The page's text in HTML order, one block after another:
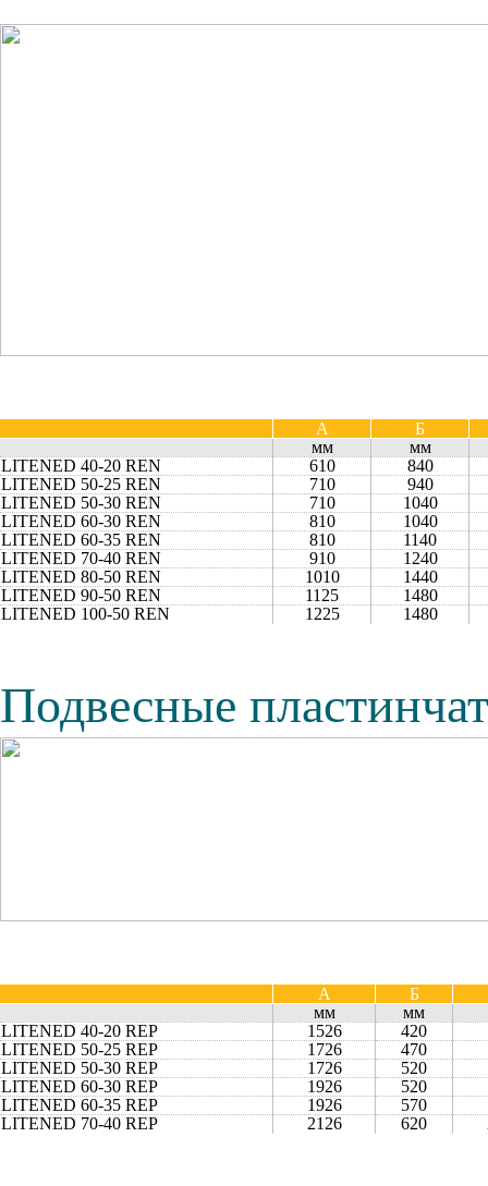
А
Б
мм
мм
LITENED 40-20 REN
610
840
LITENED 50-25 REN
710
940
LITENED 50-30 REN
710
1040
LITENED 60-30 REN
810
1040
LITENED 60-35 REN
810
1140
LITENED 70-40 REN
910
1240
LITENED 80-50 REN
1010
1440
LITENED 90-50 REN
1125
1480
LITENED 100-50 REN
1225 1480
Подвесные
А
Б
мм
мм
LITENED 40-20 REP
1526 420
LITENED 50-25 REP
1726 470
LITENED 50-30 REP
1726 520
LITENED 60-30 REP
1926 520
LITENED 60-35 REP
1926 570
LITENED 70-40 REP
2126 620